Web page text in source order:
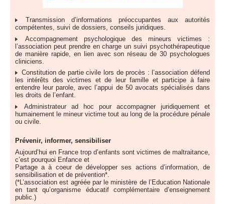
Transmission d’informations préoccupantes aux autorités
compétentes, suivi de dossiers, conseils juridiques.
Accompagnement psychologique des mineurs victimes :
l’association peut prendre en charge un suivi psychothérapeutique
de manière rapide, en lien avec son réseau de 30 psychologues
cliniciens.
Constitution de partie civile lors de procès : l’association défend
les intérêts des victimes et de leur famille et participe à faire
entendre leur parole, avec l’appui de 50 avocats spécialisés dans
les droits de l’enfant.
Administrateur ad hoc pour accompagner juridiquement et
humainement le mineur victime tout au long de la procédure pénale
ou civile.
Prévenir, informer, sensibiliser
Aujourd’hui en France trop d’enfants sont victimes de maltraitance,
c’est pourquoi Enfance et
Partage a à coeur de développer ses actions d’information, de
sensibilisation et de prévention*.
(*L’association est agréée par le ministère de l’Education Nationale
en tant qu’organisme éducatif complémentaire d’enseignement
public.)